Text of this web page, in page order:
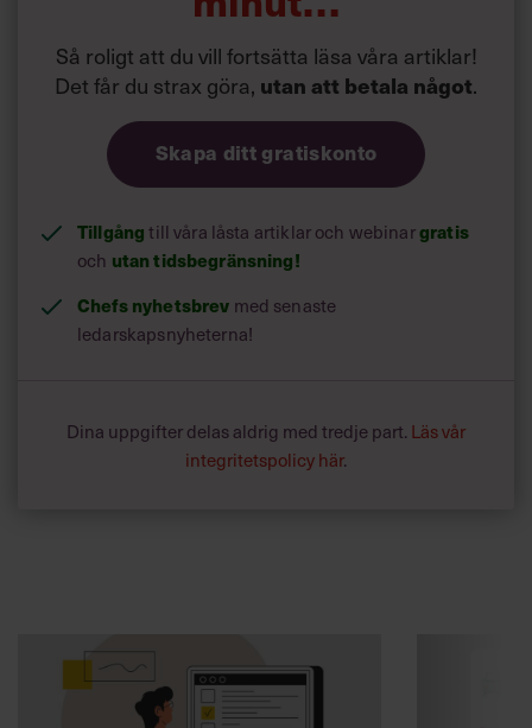
Så roligt att du vill fortsätta läsa våra artiklar!
Det får du strax göra, utan att betala något.
Skapa ditt gratiskonto
Tillgångtill våra låsta artiklar och webinargratis
och utan tidsbegränsning!
Chefs nyhetsbrev med senaste
ledarskapsnyheterna!
Dina uppgifter delas aldrig med tredje part. Läs vår
integritetspolicy här.